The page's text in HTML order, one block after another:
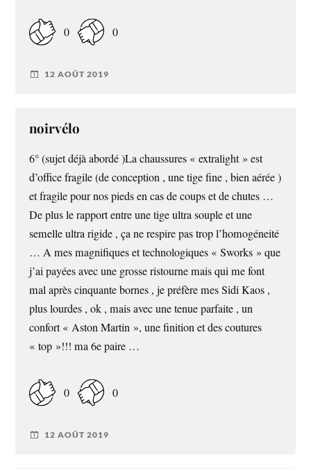
0 0
12 AOÛT 2019
noirvélo
6° (sujet déjà abordé )La chaussures « extralight » est
d’office fragile (de conception , une tige fine , bien aérée )
et fragile pour nos pieds en cas de coups et de chutes …
De plus le rapport entre une tige ultra souple et une
semelle ultra rigide , ça ne respire pas trop l’homogéneité
… A mes magnifiques et technologiques « Sworks » que
j’ai payées avec une grosse ristourne mais qui me font
mal après cinquante bornes , je préfère mes Sidi Kaos ,
plus lourdes , ok , mais avec une tenue parfaite , un
confort « Aston Martin », une finition et des coutures
« top »!!! ma 6e paire …
0 0
12 AOÛT 2019